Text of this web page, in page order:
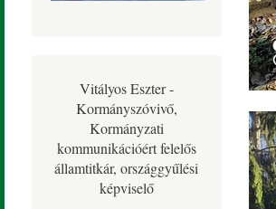
Vitályos Eszter -
Kormányszóvivő,
Kormányzati
kommunikációért felelős
államtitkár, országgyűlési
képviselő